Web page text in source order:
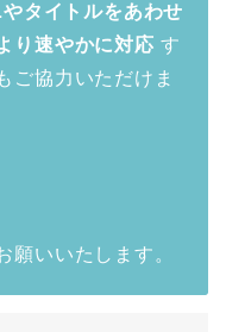
タイトルをあわせ
り速やかに対応 す
ご協力いただけま
願いいたします。